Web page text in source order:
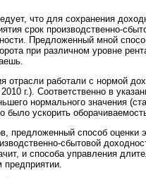
что для сохранения
срок производственно-
Предложенный мной
при различном уровне
отрасли работали с нормой
г.). Соответственно в
нормального значения
ускорить
предложенный способ
сбытовой
и способа управления
предприятии.